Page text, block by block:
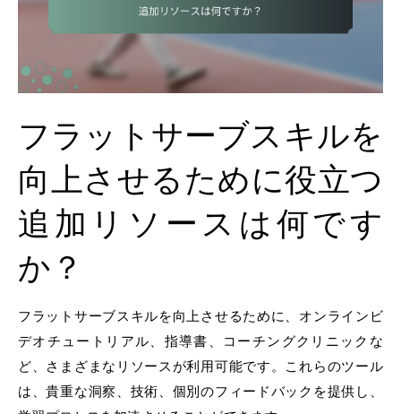
フラットサーブスキルを
向上させるために役立つ
追加リソースは何です
か？
フラットサーブスキルを向上させるために、オンラインビ
デオチュートリアル、指導書、コーチングクリニックな
ど、さまざまなリソースが利用可能です。これらのツール
は、貴重な洞察、技術、個別のフィードバックを提供し、